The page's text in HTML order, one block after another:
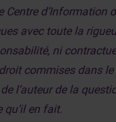
Centre d’Information
avec toute la
ni
commises dans
l’auteur de la
qu’il en fait.